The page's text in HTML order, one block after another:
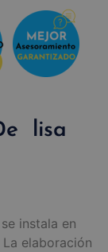
lisa
se instala en
elaboración